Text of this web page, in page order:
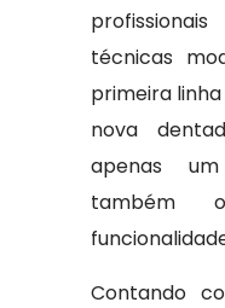
técnicas
primeira
nova
apenas
Contando